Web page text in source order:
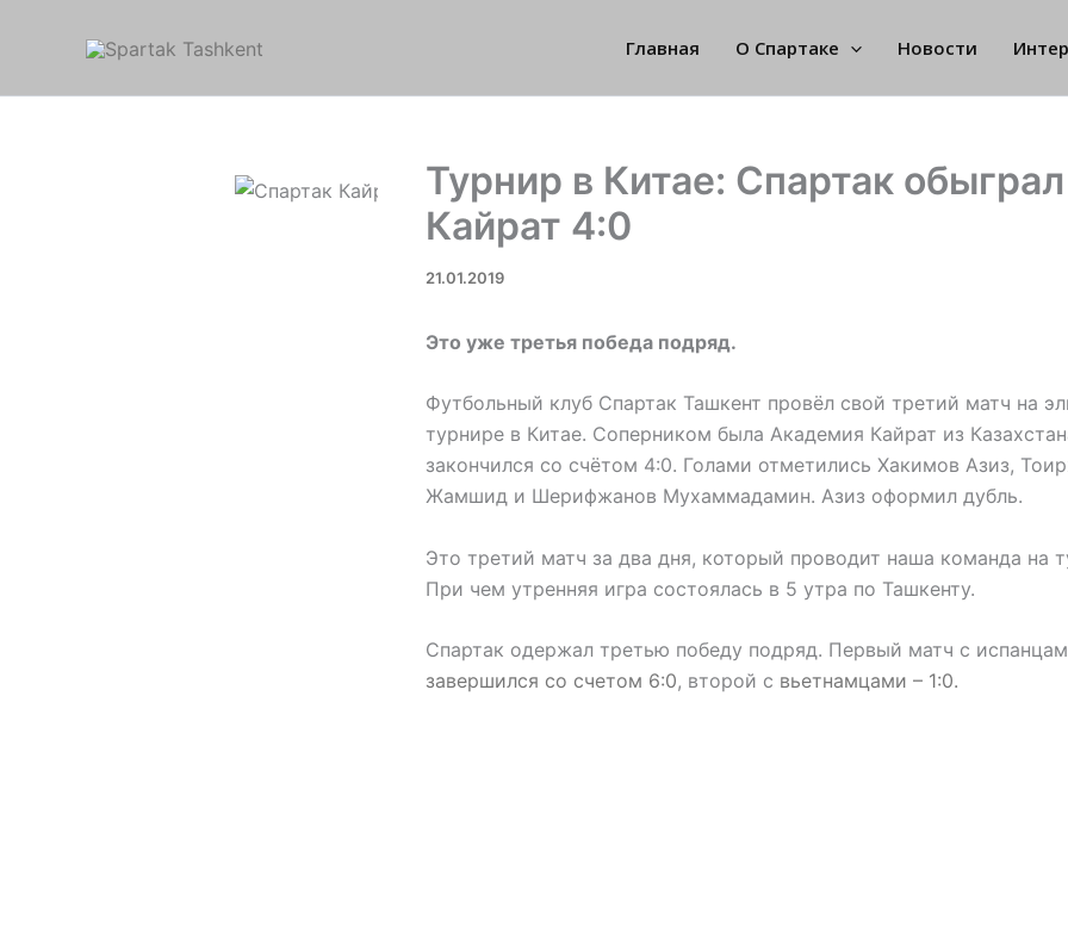
Главная О Спартаке Новости
Турнир в Китае: Спартак обыграл
Кайрат 4:0
21.01.2019
Это уже третья победа подряд.
Футбольный клуб Спартак Ташкент провёл свой третий матч на
турнире в Китае. Соперником была Академия Кайрат из
закончился со счётом 4:0. Голами отметились Хакимов Азиз,
Жамшид и Шерифжанов Мухаммадамин. Азиз оформил дубль.
Это третий матч за два дня, который проводит наша команда на
При чем утренняя игра состоялась в 5 утра по Ташкенту.
Спартак одержал третью победу подряд. Первый матч с
завершился со счетом 6:0, второй с вьетнамцами – 1:0.